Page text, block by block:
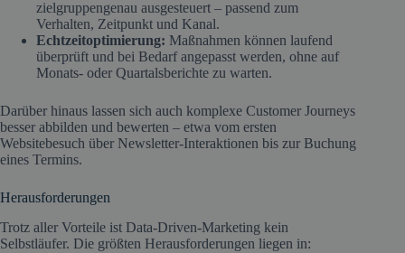
zielgruppengenau ausgesteuert – passend zum
Verhalten, Zeitpunkt und Kanal.
Echtzeitoptimierung: Maßnahmen können laufend
überprüft und bei Bedarf angepasst werden, ohne auf
Monats- oder Quartalsberichte zu warten.
Darüber hinaus lassen sich auch komplexe Customer Journeys
besser abbilden und bewerten – etwa vom ersten
Websitebesuch über Newsletter-Interaktionen bis zur Buchung
eines Termins.
Herausforderungen
Trotz aller Vorteile ist Data-Driven-Marketing kein
Selbstläufer. Die größten Herausforderungen liegen in: